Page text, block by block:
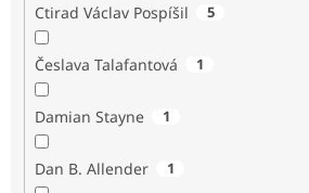
Ctirad Václav Pospíšil 5
Česlava Talafantová 1
Damian Stayne 1
Dan B. Allender 1